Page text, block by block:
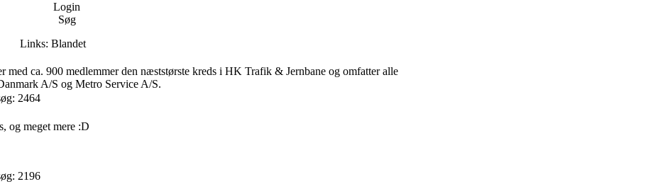
Login
Søg
Links: Blandet
ca. 900 medlemmer den næststørste kreds i HK Trafik & Jernbane og omfatter alle
A/S og Metro Service A/S.
2464
og meget mere :D
2196